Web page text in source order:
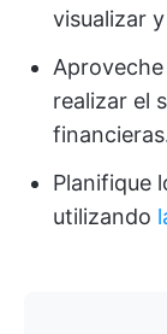
visualizar
realizar el
Planifique
utilizando